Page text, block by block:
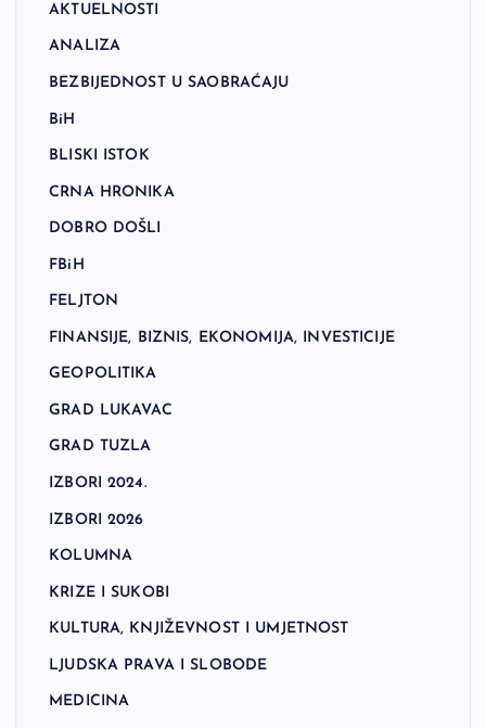
AKTUELNOSTI
ANALIZA
BEZBIJEDNOST U SAOBRAĆAJU
BiH
BLISKI ISTOK
CRNA HRONIKA
DOBRO DOŠLI
FBiH
FELJTON
FINANSIJE, BIZNIS, EKONOMIJA, INVESTICIJE
GEOPOLITIKA
GRAD LUKAVAC
GRAD TUZLA
IZBORI 2024.
IZBORI 2026
KOLUMNA
KRIZE I SUKOBI
KULTURA, KNJIŽEVNOST I UMJETNOST
LJUDSKA PRAVA I SLOBODE
MEDICINA